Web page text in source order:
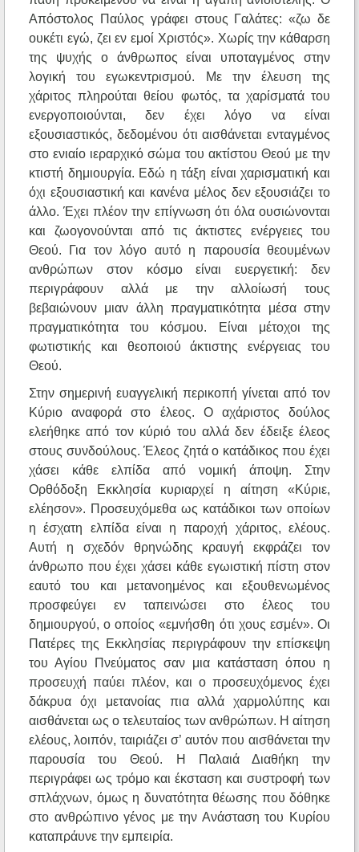
Απόστολος Παύλος γράφει στους Γαλάτες: «ζω δε
ουκέτι εγώ, ζει εν εμοί Χριστός». Χωρίς την κάθαρση
της ψυχής ο άνθρωπος είναι υποταγμένος στην
λογική του εγωκεντρισμού. Με την έλευση της
χάριτος πληρούται θείου φωτός, τα χαρίσματά του
ενεργοποιούνται, δεν έχει λόγο να είναι
εξουσιαστικός, δεδομένου ότι αισθάνεται ενταγμένος
στο ενιαίο ιεραρχικό σώμα του ακτίστου Θεού με την
κτιστή δημιουργία. Εδώ η τάξη είναι χαρισματική και
όχι εξουσιαστική και κανένα μέλος δεν εξουσιάζει το
άλλο. Έχει πλέον την επίγνωση ότι όλα ουσιώνονται
και ζωογονούνται από τις άκτιστες ενέργειες του
Θεού. Για τον λόγο αυτό η παρουσία θεουμένων
ανθρώπων στον κόσμο είναι ευεργετική: δεν
περιγράφουν αλλά με την αλλοίωσή τους
βεβαιώνουν μιαν άλλη πραγματικότητα μέσα στην
πραγματικότητα του κόσμου. Είναι μέτοχοι της
φωτιστικής και θεοποιού άκτιστης ενέργειας του
Θεού.
Στην σημερινή ευαγγελική περικοπή γίνεται από τον
Κύριο αναφορά στο έλεος. Ο αχάριστος δούλος
ελεήθηκε από τον κύριό του αλλά δεν έδειξε έλεος
στους συνδούλους. Έλεος ζητά ο κατάδικος που έχει
χάσει κάθε ελπίδα από νομική άποψη. Στην
Ορθόδοξη Εκκλησία κυριαρχεί η αίτηση «Κύριε,
ελέησον». Προσευχόμεθα ως κατάδικοι των οποίων
η έσχατη ελπίδα είναι η παροχή χάριτος, ελέους.
Αυτή η σχεδόν θρηνώδης κραυγή εκφράζει τον
άνθρωπο που έχει χάσει κάθε εγωιστική πίστη στον
εαυτό του και μετανοημένος και εξουθενωμένος
προσφεύγει εν ταπεινώσει στο έλεος του
δημιουργού, ο οποίος «εμνήσθη ότι χους εσμέν». Οι
Πατέρες της Εκκλησίας περιγράφουν την επίσκεψη
του Αγίου Πνεύματος σαν μια κατάσταση όπου η
προσευχή παύει πλέον, και ο προσευχόμενος έχει
δάκρυα όχι μετανοίας πια αλλά χαρμολύπης και
αισθάνεται ως ο τελευταίος των ανθρώπων. Η αίτηση
ελέους, λοιπόν, ταιριάζει σ’ αυτόν που αισθάνεται την
παρουσία του Θεού. Η Παλαιά Διαθήκη την
περιγράφει ως τρόμο και έκσταση και συστροφή των
σπλάχνων, όμως η δυνατότητα θέωσης που δόθηκε
στο ανθρώπινο γένος με την Ανάσταση του Κυρίου
καταπράυνε την εμπειρία.